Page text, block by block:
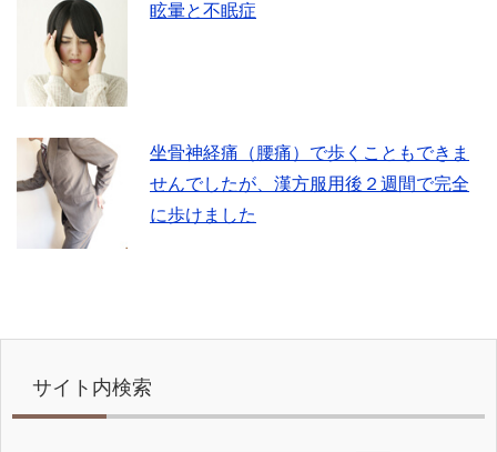
眩暈と不眠症
坐骨神経痛（腰痛）で歩くこともできま
せんでしたが、漢方服用後２週間で完全
に歩けました
サイト内検索